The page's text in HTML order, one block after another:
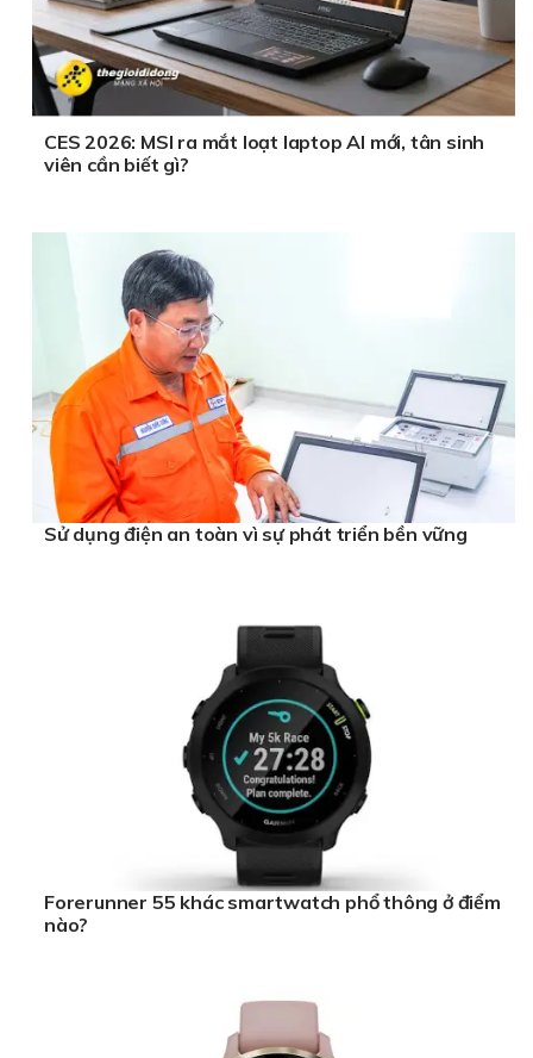
CES 2026: MSI ra mắt loạt laptop AI mới, tân sinh
viên cần biết gì?
Sử dụng điện an toàn vì sự phát triển bền vững
Forerunner 55 khác smartwatch phổ thông ở điểm
nào?